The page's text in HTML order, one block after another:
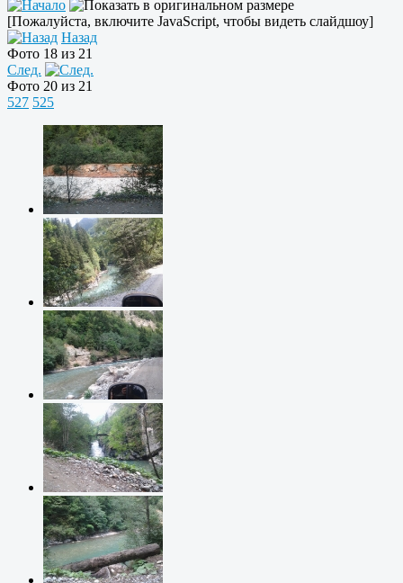
[Пожалуйста, включите JavaScript, чтобы видеть слайдшоу]
Назад
Фото 18 из 21
След.
Фото 20 из 21
527 525